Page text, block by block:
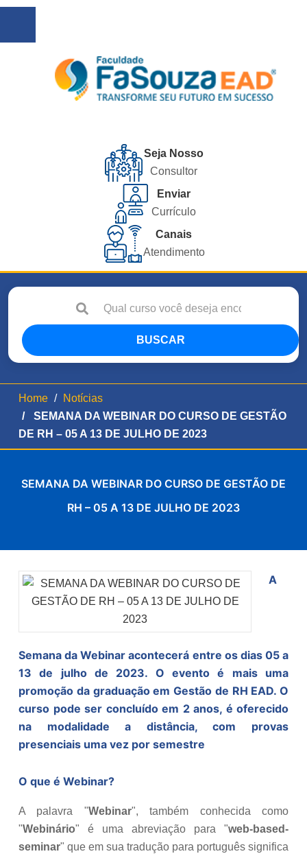
Seja Nosso
Consultor
Enviar
Currículo
Canais
Atendimento
BUSCAR
Home
Notícias
SEMANA DA WEBINAR DO CURSO DE GESTÃO
DE RH – 05 A 13 DE JULHO DE 2023
SEMANA DA WEBINAR DO CURSO DE GESTÃO DE
RH – 05 A 13 DE JULHO DE 2023
A
Semana da Webinar acontecerá entre os dias 05 a
13 de julho de 2023. O evento é mais uma
promoção da graduação em Gestão de RH EAD. O
curso pode ser concluído em 2 anos, é oferecido
na modalidade a distância, com provas
presenciais uma vez por semestre
O que é Webinar?
A palavra "Webinar", também conhecida como
"Webinário" é uma abreviação para "web-based-
seminar" que em sua tradução para português significa